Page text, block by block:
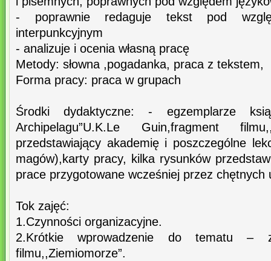
- poprawnie redaguje tekst pod
interpunkcyjnym
- analizuje i ocenia własną pracę
Metody: słowna ,pogadanka, praca z tekstem,
Forma pracy: praca w grupach
Środki dydaktyczne: - egzemplarze
Archipelagu”U.K.Le Guin,fragment
przedstawiający akademię i poszczególne
magów),karty pracy, kilka rysunków
prace przygotowane wcześniej przez chętnych
Tok zajęć:
1.Czynności organizacyjne.
2.Krótkie wprowadzenie do tematu –
filmu,,Ziemiomorze”.